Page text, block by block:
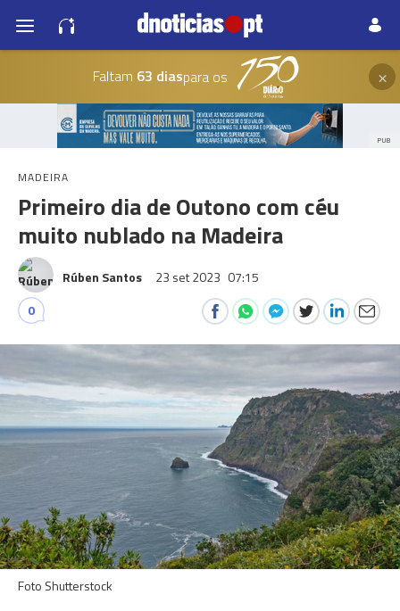
Faltam 63 diaspara os ×
PUB
MADEIRA
Primeiro dia de Outono com céu
muito nublado na Madeira
Rúben Santos 23 set 2023 07:15
0
Foto Shutterstock